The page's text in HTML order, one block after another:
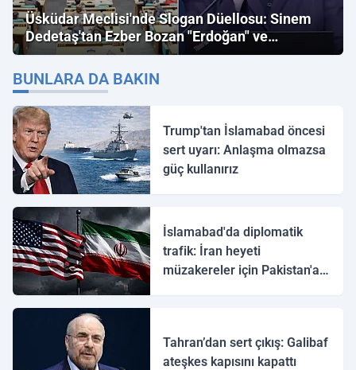
Üsküdar Meclisi'nde Slogan Düellosu: Sinem
Dedetaş'tan Ezber Bozan "Erdoğan" ve
"İmamoğlu" Çıkışı!
BUNLARA DA BAKIN
Trump'tan İslamabad öncesi
sert uyarı: Anlaşma olmazsa
güç kullanırız
İslamabad'da diplomatik
trafik: İran heyeti
müzakereler için Pakistan'a
Tahran’dan sert çıkış: Galibaf
ateşkes kapısını kapattı